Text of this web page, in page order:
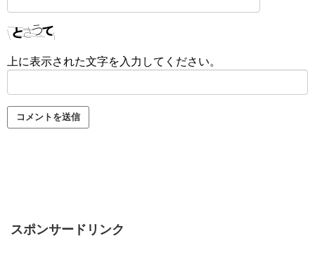
上に表示された文字を入力してください。
スポンサードリンク